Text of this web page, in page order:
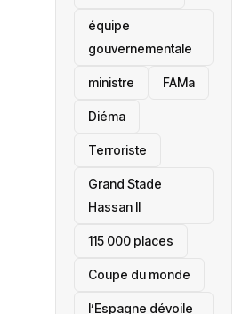
équipe
gouvernementale
ministre FAMa
Diéma
Terroriste
Grand Stade
Hassan II
115 000 places
‎Coupe du monde
l’Espagne dévoile